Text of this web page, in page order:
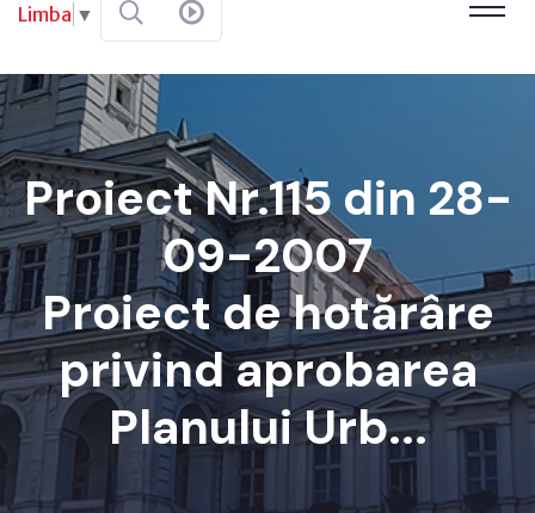
Limba ▼
Proiect Nr.115 din 28-
09-2007
Proiect de hotărâre
privind aprobarea
Planului Urb...